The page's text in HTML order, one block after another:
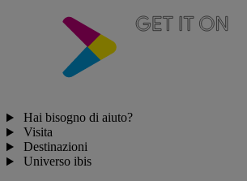
Hai bisogno di aiuto?
Visita
Destinazioni
Universo ibis